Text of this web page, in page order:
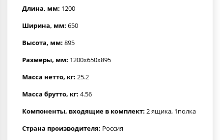
Длина, мм: 1200
Ширина, мм: 650
Высота, мм: 895
Размеры, мм: 1200x650x895
Масса нетто, кг: 25.2
Масса брутто, кг: 4.56
Компоненты, входящие в комплект: 2 ящика, 1полка
Страна производителя: Россия